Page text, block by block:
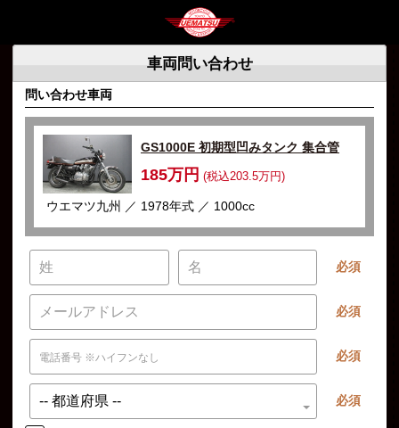
車両問い合わせ
問い合わせ車両
GS1000E 初期型凹みタンク 集合管
185万円 (税込203.5万円)
ウエマツ九州 ／ 1978年式 ／ 1000cc
必須
必須
必須
必須